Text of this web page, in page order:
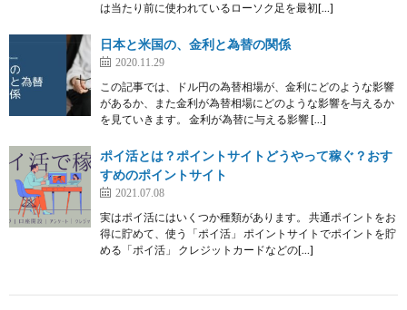
は当たり前に使われているローソク足を最初[…]
日本と米国の、金利と為替の関係
2020.11.29
この記事では、ドル円の為替相場が、金利にどのような影響
があるか、また金利が為替相場にどのような影響を与えるか
を見ていきます。 金利が為替に与える影響 […]
ポイ活とは？ポイントサイトどうやって稼ぐ？おす
すめのポイントサイト
2021.07.08
実はポイ活にはいくつか種類があります。 共通ポイントをお
得に貯めて、使う「ポイ活」 ポイントサイトでポイントを貯
める「ポイ活」 クレジットカードなどの[…]